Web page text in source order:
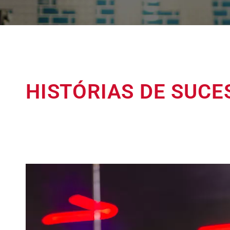
HISTÓRIAS DE